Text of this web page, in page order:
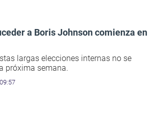
a Boris Johnson comienza en
largas elecciones internas no se
próxima semana.